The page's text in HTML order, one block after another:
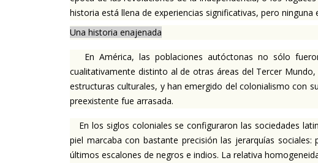
historia está llena de experiencias significativas, pero
Una historia enajenada
En América, las poblaciones autóctonas no sólo
cualitativamente distinto al de otras áreas del Tercer
estructuras culturales, y han emergido del colonialismo con
preexistente fue arrasada.
En los siglos coloniales se configuraron las sociedades
piel marcaba con bastante precisión las jerarquías
últimos escalones de negros e indios. La relativa